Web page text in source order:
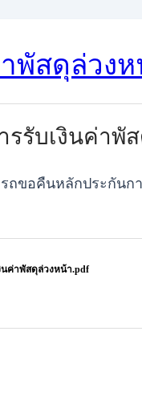
พัสดุล่วง
รรับเงินค่าพั
ขอคืนหลักประกันกา
นค่าพัสดุล่วงหน้า.pdf